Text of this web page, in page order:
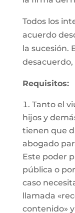
Todos los
acuerdo
la sucesión.
desacuerdo,
Requisitos:
Tanto el
hijos y
tienen que
abogado
Este poder
pública o
caso
llamada
contenido»